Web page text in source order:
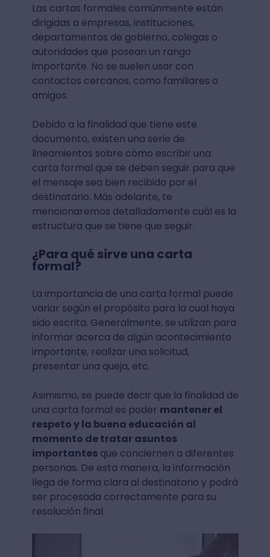
Las cartas formales comúnmente están
dirigidas a empresas, instituciones,
departamentos de gobierno, colegas o
autoridades que posean un rango
importante. No se suelen usar con
contactos cercanos, como familiares o
amigos.
Debido a la finalidad que tiene este
documento, existen una serie de
lineamientos sobre cómo escribir una
carta formal que se deben seguir para que
el mensaje sea bien recibido por el
destinatario. Más adelante, te
mencionaremos detalladamente cuál es la
estructura que se tiene que seguir.
¿Para qué sirve una carta
formal?
La importancia de una carta formal puede
variar según el propósito para la cual haya
sido escrita. Generalmente, se utilizan para
informar acerca de algún acontecimiento
importante, realizar una solicitud,
presentar una queja, etc.
Asimismo, se puede decir que la finalidad de
una carta formal es poder mantener el
respeto y la buena educación al
momento de tratar asuntos
importantesque conciernen a diferentes
personas. De esta manera, la información
llega de forma clara al destinatario y podrá
ser procesada correctamente para su
resolución final.